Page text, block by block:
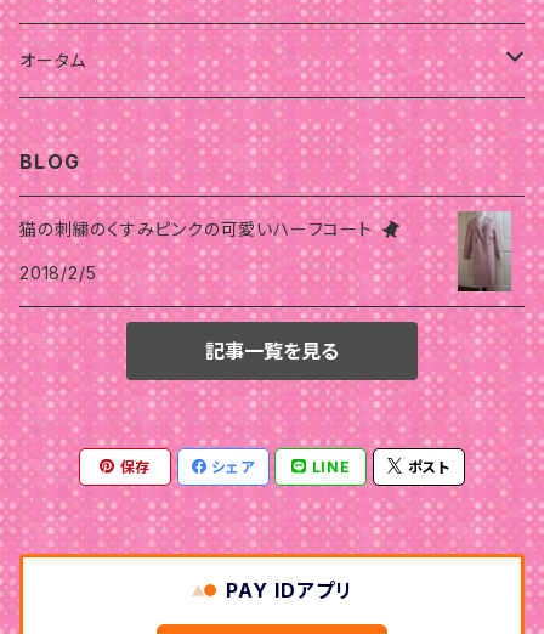
骨格スタイルナチュラル
骨格スタイルストレート
骨格スタイルウェーブ
スプリング
ストレート
ウェーブ
ナチュラル
オータム
ウェーブ
ナチュラル
ストレート
骨格スタイル
ストレート
ナチュラル
ウェーブ
ウインター
骨格スタイルウェーブ
ストレート
ウェーブ
ナチュラル
スプリング
骨格
ストレート
ナチュラル
ウェーブ
オータム
ナチュラル
ウェーブ
骨格スタイルストレート
パーソナルカラーオータム
骨格スタイルナチュラル
ウェーブ
ナチュラル
ウインター
ストレート
ウェーブ
ナチュラル
サマー
ストレート
ウェーブ
ナチュラル
スプリング
ストレート
ウェーブ
ナチュラル
オータム
ストレート
ウェーブ
ナチュラル
オータム
オータム
スプリング
ストレート
ナチュラル
ウェーブ
サマー
ウインター
ストレート
ウェーブ
ナチュラル
BLOG
猫の刺繍のくすみピンクの可愛いハーフコート
2018/2/5
記事一覧を見る
保存 シェア LINE ポスト
PAY IDアプリ